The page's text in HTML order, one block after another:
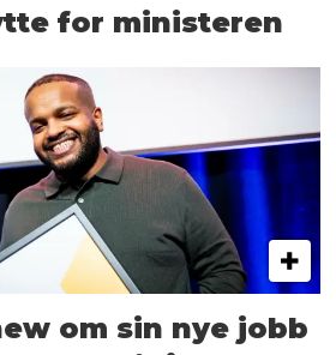
for ministeren
om sin nye jobb